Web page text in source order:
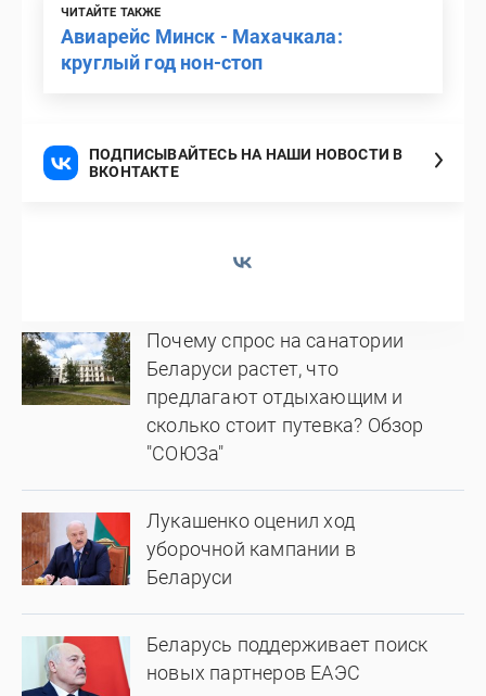
ЧИТАЙТЕ ТАКЖЕ
Авиарейс Минск - Махачкала:
круглый год нон-стоп
ПОДПИСЫВАЙТЕСЬ НА НАШИ НОВОСТИ В
ВКОНТАКТЕ
Почему спрос на санатории
Беларуси растет, что
предлагают отдыхающим и
сколько стоит путевка? Обзор
"СОЮЗа"
Лукашенко оценил ход
уборочной кампании в
Беларуси
Беларусь поддерживает поиск
новых партнеров ЕАЭС